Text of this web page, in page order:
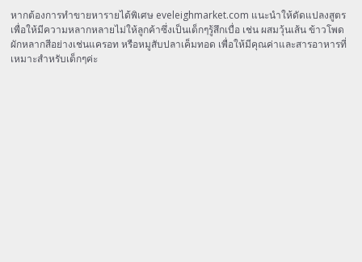
หากต้องการทำขายหารายได้พิเศษ eveleighmarket.com แนะนำให้ดัดแปลงสูตร
เพื่อให้มีความหลากหลายไม่ให้ลูกค้าซึ่งเป็นเด็กๆรู้สึกเบื่อ เช่น ผสมวุ้นเส้น ข้าวโพด
ผักหลากสีอย่างเช่นแครอท หรือหมูสับปลาเค็มทอด เพื่อให้มีคุณค่าและสารอาหารที่
เหมาะสำหรับเด็กๆค่ะ